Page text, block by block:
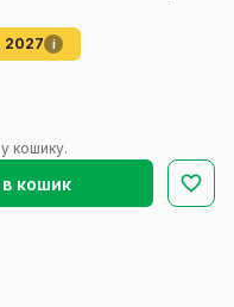
2027 i
кошику.
кошик